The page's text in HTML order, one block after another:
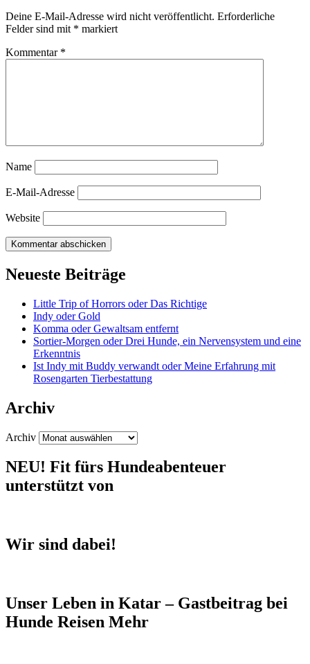
Deine E-Mail-Adresse wird nicht veröffentlicht. Erforderliche
Felder sind mit * markiert
Kommentar *
Name
E-Mail-Adresse
Website
Neueste Beiträge
Little Trip of Horrors oder Das Richtige
Indy oder Gold
Komma oder Gewaltsam entfernt
Sortier-Morgen oder Drei Hunde, ein Nervensystem und eine
Erkenntnis
Ist Indy mit Buddy verwandt oder Meine Erfahrung mit
Rosengarten Tierbestattung
Archiv
Archiv
NEU! Fit fürs Hundeabenteuer
unterstützt von
Wir sind dabei!
Unser Leben in Katar – Gastbeitrag bei
Hunde Reisen Mehr